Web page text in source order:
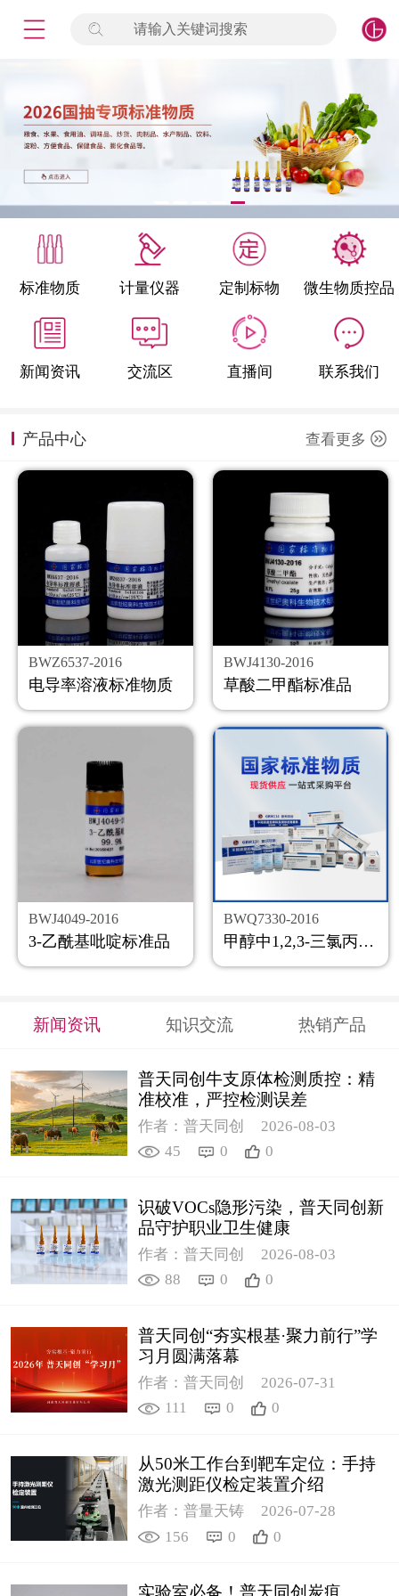
请输入关键词搜索
标准物质 计量仪器 定制标物 微生物质控品
新闻资讯 交流区 直播间 联系我们
产品中心 查看更多
BWZ6537-2016
电导率溶液标准物质
BWJ4130-2016
草酸二甲酯标准品
BWJ4049-2016
3-乙酰基吡啶标准品
BWQ7330-2016
甲醇中1,2,3-三氯丙烷溶液标准物质
新闻资讯 知识交流 热销产品
普天同创牛支原体检测质控：精
准校准，严控检测误差
作者：普天同创
2026-08-03
45
0 0
识破VOCs隐形污染，普天同创新
品守护职业卫生健康
作者：普天同创
2026-08-03
88
0 0
普天同创“夯实根基·聚力前行”学
习月圆满落幕
作者：普天同创
2026-07-31
111
0 0
从50米工作台到靶车定位：手持
激光测距仪检定装置介绍
作者：普量天铸
2026-07-28
156
0 0
标准物质
产品专项
微生物检测/质控品
定制标物
定制仪器
新闻资讯
公司主页
购物车
会员中心
联系我们
返回主页